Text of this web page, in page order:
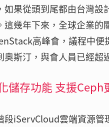
如果從頭到尾都由台灣
這幾年下來，全球企業
高峰會，議程中
奧斯汀，與會人員已經超
儲存功能 支援Ceph
段iServCloud雲端資源